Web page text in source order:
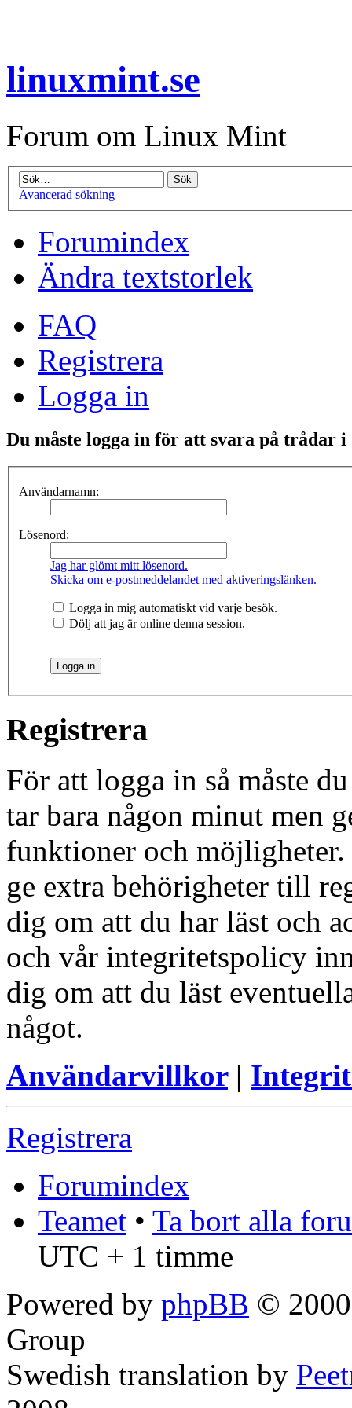
linuxmint.se
Forum om Linux Mint
Avancerad sökning
Forumindex
Ändra textstorlek
FAQ
Registrera
Logga in
Du måste logga in för att svara på trådar i
Användarnamn:
Lösenord:
Jag har glömt mitt lösenord.
Skicka om e-postmeddelandet med aktiveringslänken.
Logga in mig automatiskt vid varje besök.
Dölj att jag är online denna session.
Registrera
För att logga in så måste
tar bara någon minut men
funktioner och
ge extra behörigheter till
dig om att du har läst och
och vår integritetspolicy
dig om att du läst
något.
Användarvillkor|
Registrera
Forumindex
Teamet • Ta bort alla
UTC + 1 timme
Powered by phpBB ©
Group
Swedish translation by